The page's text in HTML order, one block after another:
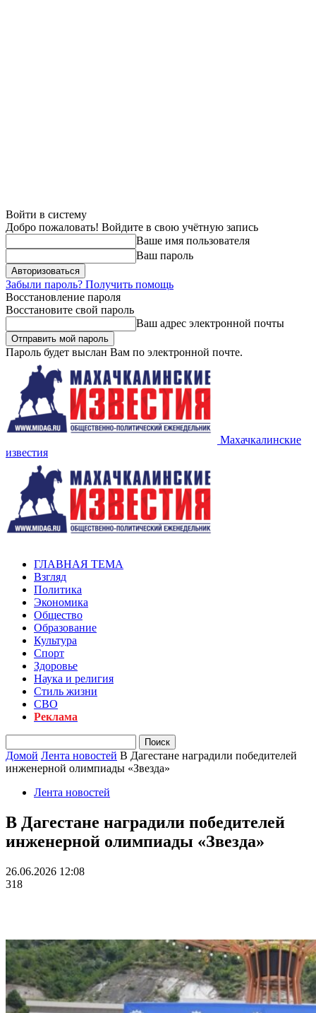
Войти в систему
Добро пожаловать! Войдите в свою учётную запись
Ваше имя пользователя
Ваш пароль
Забыли пароль? Получить помощь
Восстановление пароля
Восстановите свой пароль
Ваш адрес электронной почты
Пароль будет выслан Вам по электронной почте.
Махачкалинские
известия
ГЛАВНАЯ ТЕМА
Взгляд
Политика
Экономика
Общество
Образование
Культура
Спорт
Здоровье
Наука и религия
Стиль жизни
СВО
Реклама
Домой Лента новостей В Дагестане наградили победителей
инженерной олимпиады «Звезда»
Лента новостей
В Дагестане наградили победителей
инженерной олимпиады «Звезда»
26.06.2026 12:08
318